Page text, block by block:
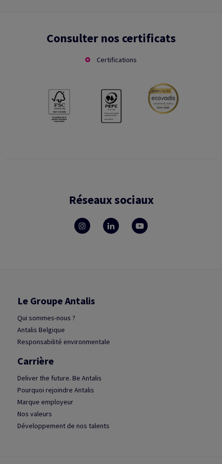
Consulter nos certificats
Certifications
Réseaux sociaux
Le Groupe Antalis
Qui sommes-nous ?
Antalis Belgique
Responsabilité environmentale
Carrière
Deliver the future. Be Antalis
Pourquoi rejoindre Antalis
Marque employeur
Nos valeurs
Développement de nos talents